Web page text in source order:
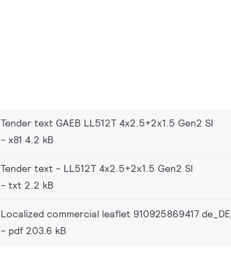
Tender text GAEB LL512T 4x2.5+2x1.5 Gen2 SI
x81 4.2 kB
Tender text - LL512T 4x2.5+2x1.5 Gen2 SI
txt 2.2 kB
Localized commercial leaflet 910925869417 de_DE
pdf 203.6 kB